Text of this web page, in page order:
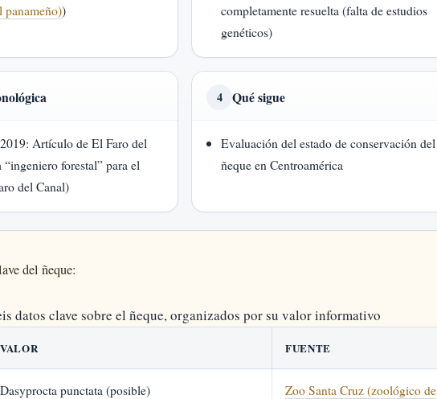
panameño))
completamente resuelta (falta de estudios
genéticos)
: Artículo de El Faro del
“ingeniero forestal” para el
del Canal)
4 Qué sigue
Evaluación del estado de conservación del
ñeque en Centroamérica
del ñeque:
datos clave sobre el ñeque, organizados por su valor informativo
VALOR FUENTE
Dasyprocta punctata (posible)
Zoo Santa Cruz (zoológico de